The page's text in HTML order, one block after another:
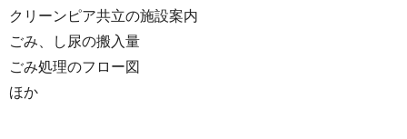
クリーンピア共立の施設案内
ごみ、し尿の搬入量
ごみ処理のフロー図
ほか